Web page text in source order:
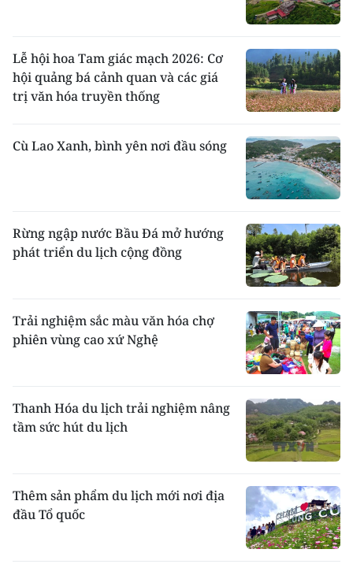
Lễ hội hoa Tam giác mạch 2026: Cơ
hội quảng bá cảnh quan và các giá
trị văn hóa truyền thống
Cù Lao Xanh, bình yên nơi đầu sóng
Rừng ngập nước Bầu Đá mở hướng
phát triển du lịch cộng đồng
Trải nghiệm sắc màu văn hóa chợ
phiên vùng cao xứ Nghệ
Thanh Hóa du lịch trải nghiệm nâng
tầm sức hút du lịch
Thêm sản phẩm du lịch mới nơi địa
đầu Tổ quốc